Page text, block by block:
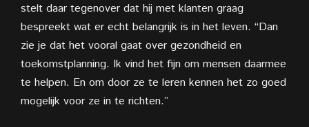
stelt daar tegenover dat hij met klanten graag
bespreekt wat er echt belangrijk is in het leven. “Dan
zie je dat het vooral gaat over gezondheid en
toekomstplanning. Ik vind het fijn om mensen daarmee
te helpen. En om door ze te leren kennen het zo goed
mogelijk voor ze in te richten.”